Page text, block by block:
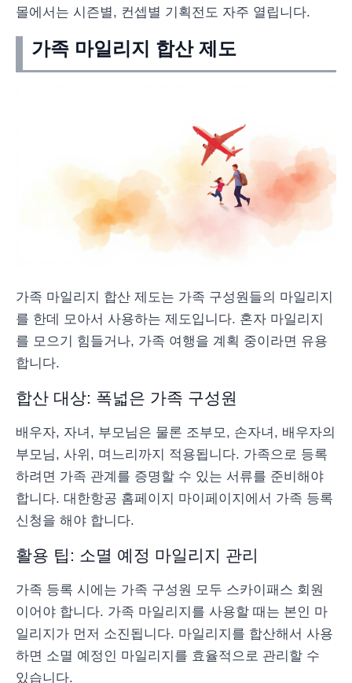
몰에서는 시즌별, 컨셉별 기획전도 자주 열립니다.
가족 마일리지 합산 제도
가족 마일리지 합산 제도는 가족 구성원들의 마일리지
를 한데 모아서 사용하는 제도입니다. 혼자 마일리지
를 모으기 힘들거나, 가족 여행을 계획 중이라면 유용
합니다.
합산 대상: 폭넓은 가족 구성원
배우자, 자녀, 부모님은 물론 조부모, 손자녀, 배우자의
부모님, 사위, 며느리까지 적용됩니다. 가족으로 등록
하려면 가족 관계를 증명할 수 있는 서류를 준비해야
합니다. 대한항공 홈페이지 마이페이지에서 가족 등록
신청을 해야 합니다.
활용 팁: 소멸 예정 마일리지 관리
가족 등록 시에는 가족 구성원 모두 스카이패스 회원
이어야 합니다. 가족 마일리지를 사용할 때는 본인 마
일리지가 먼저 소진됩니다. 마일리지를 합산해서 사용
하면 소멸 예정인 마일리지를 효율적으로 관리할 수
있습니다.